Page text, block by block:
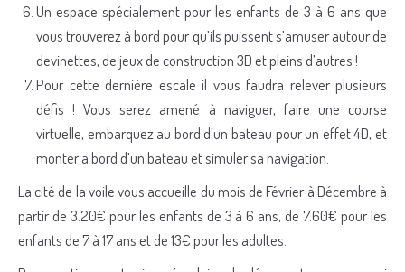
Un espace spécialement pour les enfants de 3 à 6 ans que
vous trouverez à bord pour qu’ils puissent s’amuser autour de
devinettes, de jeux de construction 3D et pleins d’autres !
Pour cette dernière escale il vous faudra relever plusieurs
défis ! Vous serez amené à naviguer, faire une course
virtuelle, embarquez au bord d’un bateau pour un effet 4D, et
monter a bord d’un bateau et simuler sa navigation.
La cité de la voile vous accueille du mois de Février à Décembre à
partir de 3.20€ pour les enfants de 3 à 6 ans, de 7.60€ pour les
enfants de 7 à 17 ans et de 13€ pour les adultes.